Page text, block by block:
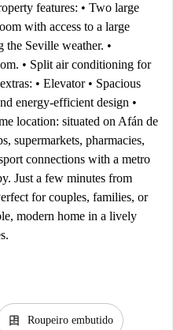
features: • Two large
with access to a large
the Seville weather. •
• Split air conditioning for
• Elevator • Spacious
energy-efficient design •
location: situated on Afán de
supermarkets, pharmacies,
connections with a metro
Just a few minutes from
for couples, families, or
modern home in a lively
dresser Roupeiro embutido